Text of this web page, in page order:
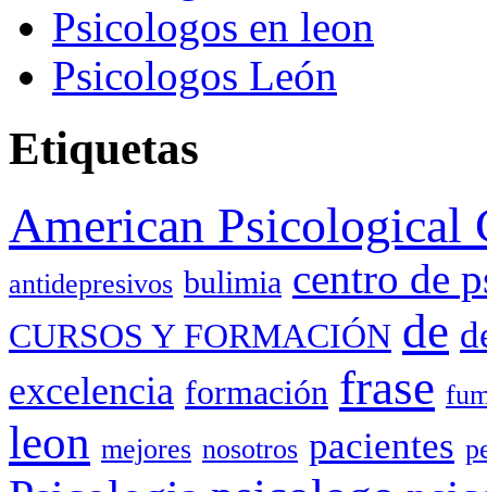
Psicologos en leon
Psicologos León
Etiquetas
American Psicological
antidepresivos bulimia centro de
CURSOS Y FORMACIÓN de
excelencia formación frase
leon mejores nosotros pacientes